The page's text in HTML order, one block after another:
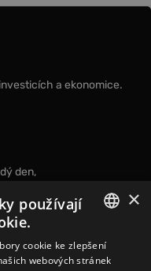
a ekonomice.
den,
CZECH
×
používají
cookie ke zlepšení
webových stránek